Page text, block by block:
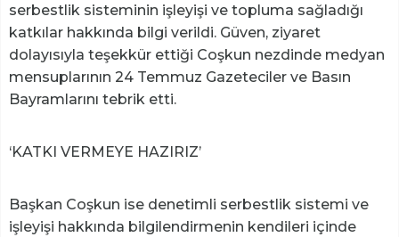
serbestlik sisteminin işleyişi ve topluma sağladığı
katkılar hakkında bilgi verildi. Güven, ziyaret
dolayısıyla teşekkür ettiği Coşkun nezdinde medyan
mensuplarının 24 Temmuz Gazeteciler ve Basın
Bayramlarını tebrik etti.
‘KATKI VERMEYE HAZIRIZ’
Başkan Coşkun ise denetimli serbestlik sistemi ve
işleyişi hakkında bilgilendirmenin kendileri içinde